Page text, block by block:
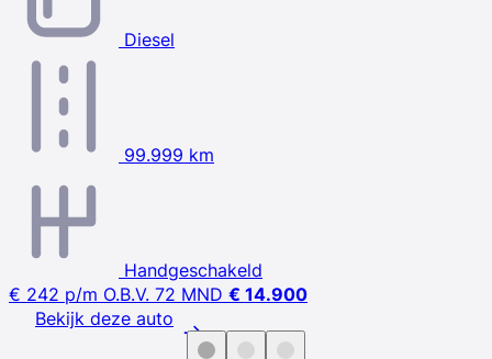
Diesel
99.999 km
Handgeschakeld
€ 242 p/m O.B.V. 72 MND € 14.900
Bekijk deze auto